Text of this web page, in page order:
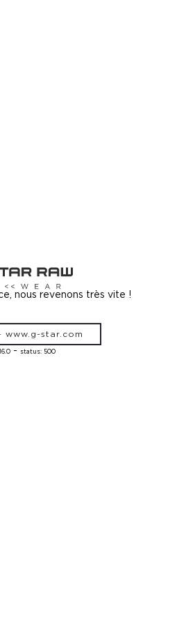
nous revenons très vite !
www.g-star.com
- status: 500